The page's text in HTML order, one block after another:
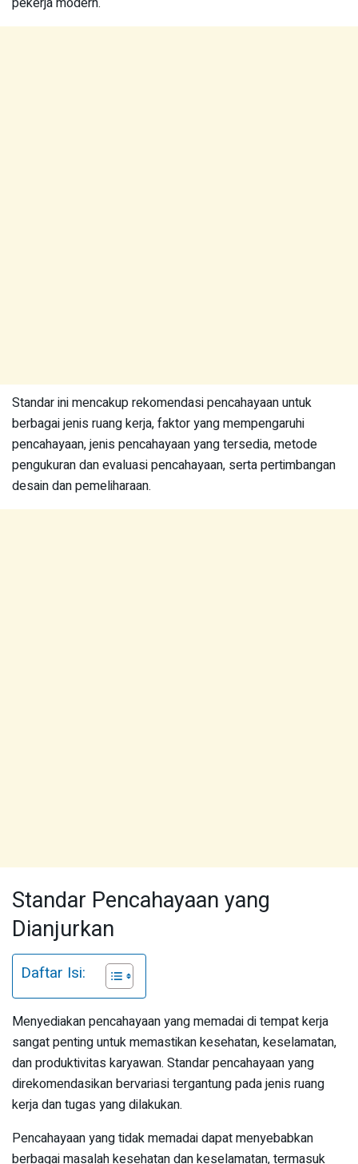
Standar ini mencakup rekomendasi pencahayaan untuk
berbagai jenis ruang kerja, faktor yang mempengaruhi
pencahayaan, jenis pencahayaan yang tersedia, metode
pengukuran dan evaluasi pencahayaan, serta pertimbangan
desain dan pemeliharaan.
Standar Pencahayaan yang
Dianjurkan
Daftar Isi:
Menyediakan pencahayaan yang memadai di tempat kerja
sangat penting untuk memastikan kesehatan, keselamatan,
dan produktivitas karyawan. Standar pencahayaan yang
direkomendasikan bervariasi tergantung pada jenis ruang
kerja dan tugas yang dilakukan.
Pencahayaan yang tidak memadai dapat menyebabkan
berbagai masalah kesehatan dan keselamatan, termasuk